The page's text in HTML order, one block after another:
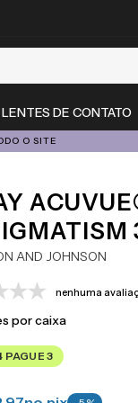
LENTES DE CONTATO
O SITE
AND JOHNSON
nenhuma
por caixa
PAGUE 3